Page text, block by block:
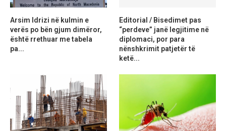
Arsim Idrizi në kulmin e
verës po bën gjum dimëror,
është rrethuar me tabela
pa...
Editorial / Bisedimet pas
“perdeve” janë legjitime në
diplomaci, por para
nënshkrimit patjetër të
ketë...